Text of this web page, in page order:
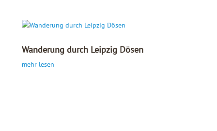
Wanderung durch Leipzig Dösen
mehr lesen